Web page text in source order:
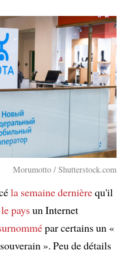
Morumotto / Shutterstock.com
la semaine dernièrequ'il
paysun Internet
par certains un «
». Peu de détails